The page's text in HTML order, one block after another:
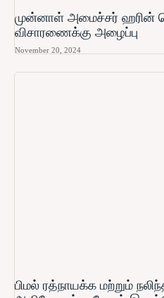
முன்னாள் அமைச்சர் ஹரின்
விசாரணைக்கு அழைப்பு
November 20, 2024
பிமல் ரத்நாயக்க மற்றும்